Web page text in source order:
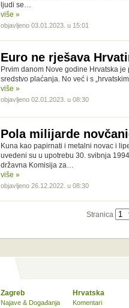
ljudi se…
više »
objavljeno 03.01.2023. u 15:01
Euro ne rješava
Prvim danom Nove godine Hrvatska
sredstvo plaćanja. No već i s
više »
objavljeno 02.01.2023. u 08:30
Pola milijarde
Kuna kao papirnati i metalni novac i
uvedeni su u upotrebu 30. svibnja
državna Komisija za…
više »
objavljeno 26.12.2022. u 08:30
Stranica
Zagreb
Najave & Događanja
Hrvatska
Komentari